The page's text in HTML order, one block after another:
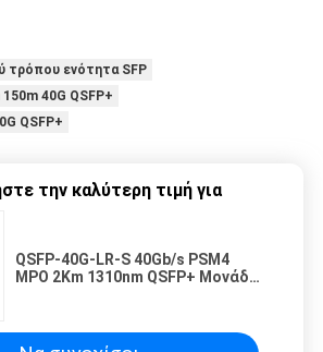
τρόπου ενότητα SFP
40G QSFP+
QSFP+
την καλύτερη τιμή για
QSFP-40G-LR-S 40Gb/s PSM4
MPO 2Km 1310nm QSFP+ Μονάδα